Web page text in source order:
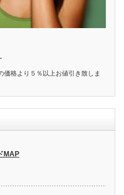
価格より５％以上お値引き致しま
MAP